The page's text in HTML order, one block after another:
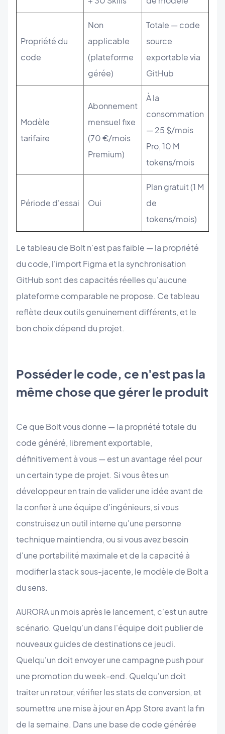
Propriété du
code
Non
applicable
(plateforme
gérée)
Totale — code
source
exportable via
GitHub
Modèle
tarifaire
Abonnement
mensuel fixe
(70 €/mois
Premium)
À la
consommation
— 25 $/mois
Pro, 10 M
tokens/mois
Période d'essai Oui
Plan gratuit (1 M
de
tokens/mois)
Le tableau de Bolt n'est pas faible — la propriété
du code, l'import Figma et la synchronisation
GitHub sont des capacités réelles qu'aucune
plateforme comparable ne propose. Ce tableau
reflète deux outils genuinement différents, et le
bon choix dépend du projet.
Posséder le code, ce n'est pas la
même chose que gérer le produit
Ce que Bolt vous donne — la propriété totale du
code généré, librement exportable,
définitivement à vous — est un avantage réel pour
un certain type de projet. Si vous êtes un
développeur en train de valider une idée avant de
la confier à une équipe d'ingénieurs, si vous
construisez un outil interne qu'une personne
technique maintiendra, ou si vous avez besoin
d'une portabilité maximale et de la capacité à
modifier la stack sous-jacente, le modèle de Bolt a
du sens.
AURORA un mois après le lancement, c'est un autre
scénario. Quelqu'un dans l'équipe doit publier de
nouveaux guides de destinations ce jeudi.
Quelqu'un doit envoyer une campagne push pour
une promotion du week-end. Quelqu'un doit
traiter un retour, vérifier les stats de conversion, et
soumettre une mise à jour en App Store avant la fin
de la semaine. Dans une base de code générée